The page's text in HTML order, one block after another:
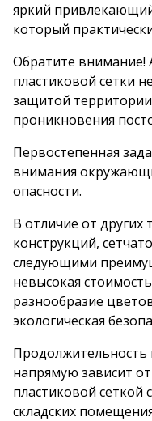
яркий
который
Обратите внимание!
пластиковой сетки
защитой
проникновения
Первостепенная
внимания
опасности.
В отличие от
конструкций,
следующими
невысокая
разнообразие
экологическая
Продолжительность
напрямую зависит
пластиковой сеткой
складских